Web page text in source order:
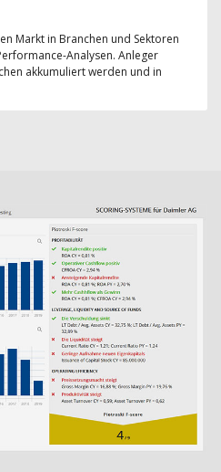
Markt in Branchen und Sektoren
Analysen. Anleger
akkumuliert werden und in